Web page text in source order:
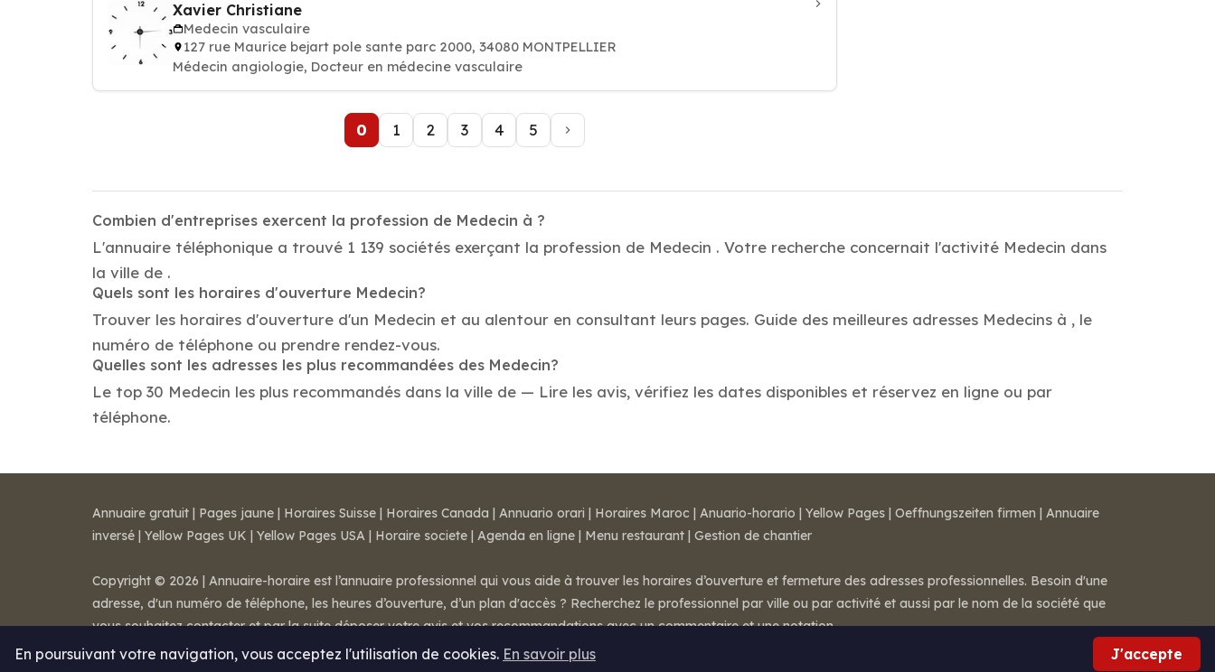
Xavier Christiane
Medecin vasculaire
127 rue Maurice bejart pole sante parc 2000, 34080 MONTPELLIER
Médecin angiologie, Docteur en médecine vasculaire
0 1 2 3 4 5
Combien d'entreprises exercent la profession de Medecin à ?
L'annuaire téléphonique a trouvé 1 139 sociétés exerçant la profession de Medecin . Votre recherche concernait l'activité Medecin dans
la ville de .
Quels sont les horaires d'ouverture Medecin?
Trouver les horaires d'ouverture d'un Medecin et au alentour en consultant leurs pages. Guide des meilleures adresses Medecins à , le
numéro de téléphone ou prendre rendez-vous.
Quelles sont les adresses les plus recommandées des Medecin?
Le top 30 Medecin les plus recommandés dans la ville de — Lire les avis, vérifiez les dates disponibles et réservez en ligne ou par
téléphone.
En poursuivant votre navigation, vous acceptez l'utilisation de cookies. En savoir plus J'accepte
Annuaire gratuit | Pages jaune | Horaires Suisse | Horaires Canada | Annuario orari | Horaires Maroc | Anuario-horario | Yellow Pages | Oeffnungszeiten firmen | Annuaire
inversé | Yellow Pages UK | Yellow Pages USA | Horaire societe | Agenda en ligne | Menu restaurant | Gestion de chantier
Copyright © 2026 | Annuaire-horaire est l’annuaire professionnel qui vous aide à trouver les horaires d’ouverture et fermeture des adresses professionnelles. Besoin d'une
adresse, d'un numéro de téléphone, les heures d’ouverture, d’un plan d'accès ? Recherchez le professionnel par ville ou par activité et aussi par le nom de la société que
vous souhaitez contacter et par la suite déposer votre avis et vos recommandations avec un commentaire et une notation.
Mentions légales-Conditions de ventes- Contact